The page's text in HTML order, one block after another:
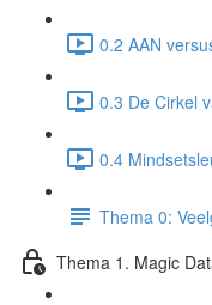
0.2 AAN
0.3 De Cirkel
0.4
Thema 0:
Thema 1. Magic